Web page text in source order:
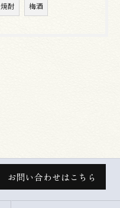
焼酎 梅酒
お問い合わせはこちら